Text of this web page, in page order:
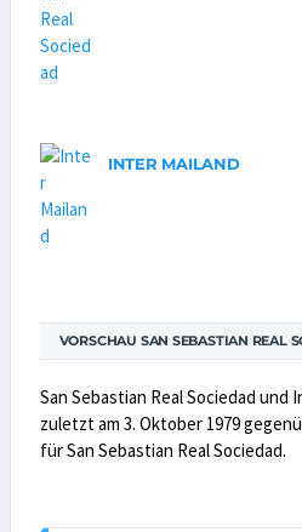
INTER MAILAND
VORSCHAU SAN SEBASTIAN REAL
San Sebastian Real Sociedad und
zuletzt am 3. Oktober 1979
für San Sebastian Real Sociedad.